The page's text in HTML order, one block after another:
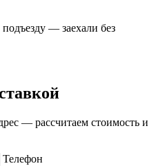
— заехали без
— рассчитаем стоимость и
Телефон